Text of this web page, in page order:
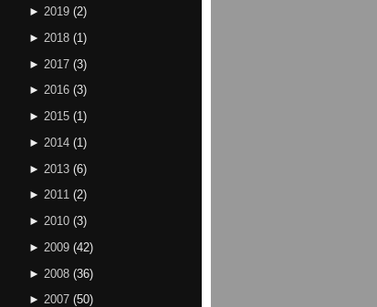
► 2019 (2)
► 2018 (1 )
► 2017 (3)
► 2016 (3)
► 2015 (1)
► 2014 (1 )
► 2013 (6)
► 2011 (2)
► 2010 (3)
► 2009 (42)
► 2008 (36)
► 2007 (50)